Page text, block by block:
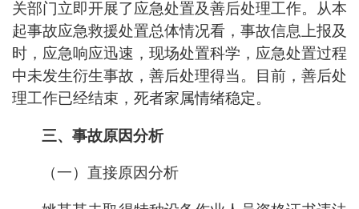
关部门立即开展了应急处置及善后处理工作。从本
起事故应急救援处置总体情况看，事故信息上报及
时，应急响应迅速，现场处置科学，应急处置过程
中未发生衍生事故，善后处理得当。目前，善后处
理工作已经结束，死者家属情绪稳定。
三、事故原因分析
（一）直接原因分析